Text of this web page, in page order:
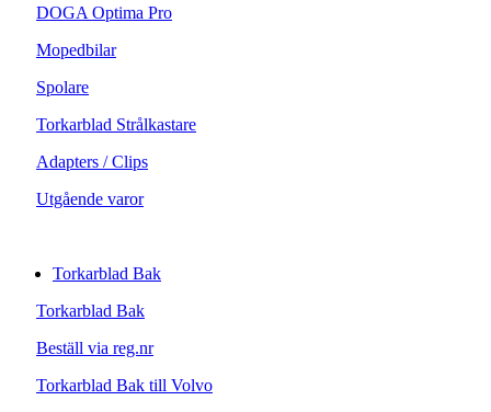
DOGA Optima Pro
Mopedbilar
Spolare
Torkarblad Strålkastare
Adapters / Clips
Utgående varor
Torkarblad Bak
Torkarblad Bak
Beställ via reg.nr
Torkarblad Bak till Volvo